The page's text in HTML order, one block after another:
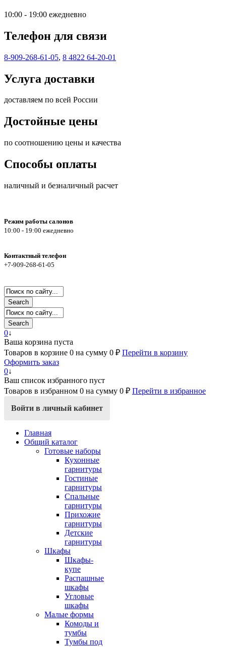
10:00 - 19:00 ежедневно
Телефон для связи
8-909-268-61-05, 8 4822 64-20-01
Услуга доставки
доставляем по всей России
Достойные цены
по соотношению цены и качества
Способы оплаты
наличный и безналичный расчет
Режим работы салонов
10:00 - 19:00 ежедневно
Контактный телефон
+7-909-268-61-05
Search
Search
0↓
Ваша корзина пуста
Товаров в корзине 0 на сумму 0 ₽ Перейти в корзину
Оформить заказ
0↓
Ваш список избранного пуст
Товаров в избранном 0 на сумму 0 ₽ Перейти в избранное
Войти в личный кабинет
Главная
Общий каталог
Готовые наборы
Кухонные
гарнитуры
Гостиные
гарнитуры
Спальные
гарнитуры
Прихожие
гарнитуры
Детские
гарнитуры
Шкафы
Шкафы-
купе
Распашные
шкафы
Угловые
шкафы
Малые формы
Комоды и
тумбы
Тумбы под